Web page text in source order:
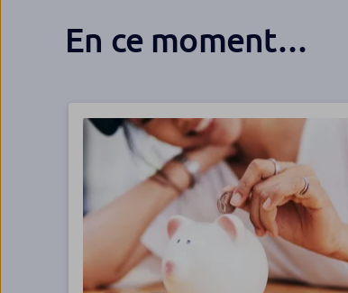
En ce moment…